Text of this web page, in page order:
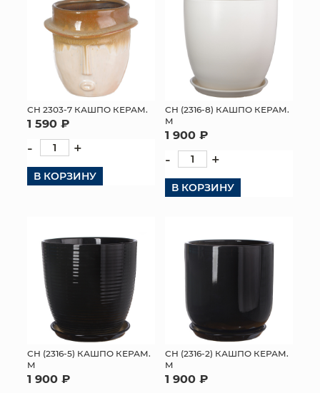
СН 2303-7 КАШПО КЕРАМ.
1 590 ₽
- +
В КОРЗИНУ
СН (2316-8) КАШПО КЕРАМ.
M
1 900 ₽
- +
В КОРЗИНУ
СН (2316-5) КАШПО КЕРАМ.
M
1 900 ₽
СН (2316-2) КАШПО КЕРАМ.
M
1 900 ₽